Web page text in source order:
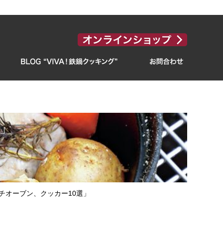
オーブン、クッカー10選」